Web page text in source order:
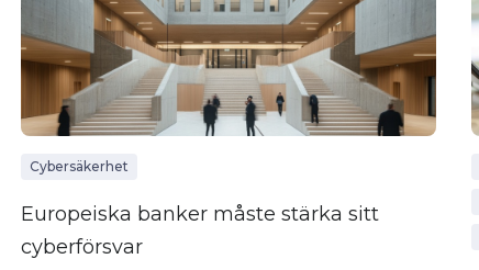
Cybersäkerhet
Europeiska banker måste stärka sitt
cyberförsvar